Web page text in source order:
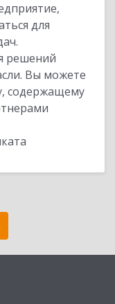
для
решений
Вы можете
содержащему